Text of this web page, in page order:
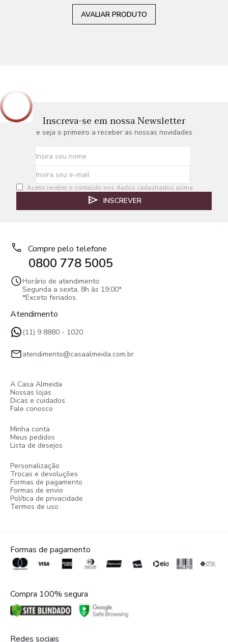
AVALIAR PRODUTO
Inscreva-se em nossa Newsletter
e seja o primeiro a receber as nossas novidades
Aceito receber o conteúdo nos dados cadastrados acima
INSCREVER
Compre pelo telefone
0800 778 5005
Horário de atendimento:
Segunda a sexta, 8h às 19:00*
*Exceto feriados.
Atendimento
(11) 9 8880 - 1020
atendimento@casaalmeida.com.br
A Casa Almeida
Nossas lojas
Dicas e cuidados
Fale conosco
Minha conta
Meus pedidos
Lista de desejos
Personalização
Trocas e devoluções
Formas de pagamento
Formas de envio
Política de privacidade
Termos de uso
Formas de pagamento
Compra 100% segura
Redes sociais